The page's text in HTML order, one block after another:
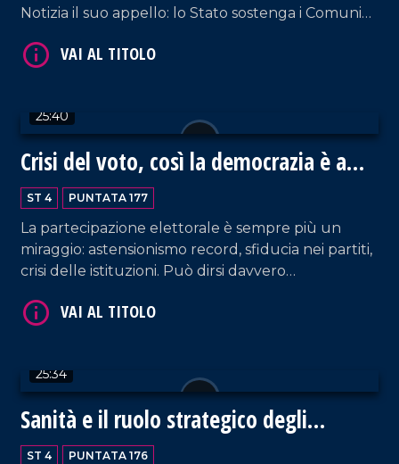
Notizia il suo appello: lo Stato sostenga i Comuni
25:40
Crisi del voto, così la democrazia è a
rischio
ST 4 PUNTATA 177
La partecipazione elettorale è sempre più un
miraggio: astensionismo record, sfiducia nei partiti,
crisi delle istituzioni. Può dirsi davvero
maggioranza dei cittadini diserta il voto? Ne
25:34
Sanità e il ruolo strategico degli
infermieri
ST 4 PUNTATA 176
VAI AL TITOLO